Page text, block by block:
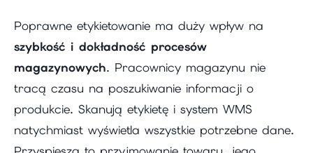
Poprawne etykietowanie ma duży wpływ na
szybkość i dokładność procesów
magazynowych. Pracownicy magazynu nie
tracą czasu na poszukiwanie informacji o
produkcie. Skanują etykietę i system WMS
natychmiast wyświetla wszystkie potrzebne dane.